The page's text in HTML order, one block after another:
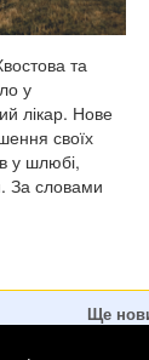
та
у
лікар. Нове
своїх
у шлюбі,
За словами